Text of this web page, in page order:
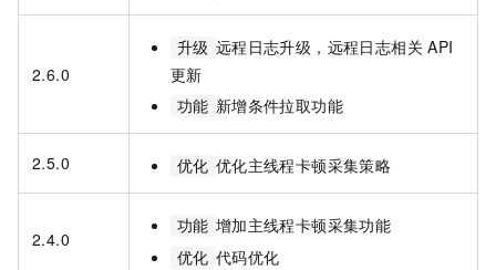
2.6.0
升级 远程日志升级，远程日志相关 API
更新
功能 新增条件拉取功能
2.5.0 优化 优化主线程卡顿采集策略
2.4.0
功能 增加主线程卡顿采集功能
优化 代码优化